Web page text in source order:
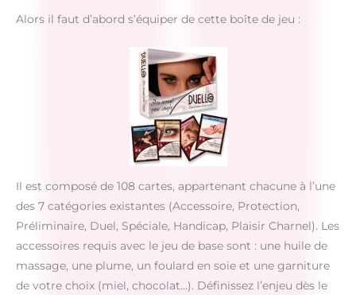
Alors il faut d’abord s’équiper de cette boîte de jeu :
Il est composé de 108 cartes, appartenant chacune à l’une
des 7 catégories existantes (Accessoire, Protection,
Préliminaire, Duel, Spéciale, Handicap, Plaisir Charnel). Les
accessoires requis avec le jeu de base sont : une huile de
massage, une plume, un foulard en soie et une garniture
de votre choix (miel, chocolat…). Définissez l’enjeu dès le